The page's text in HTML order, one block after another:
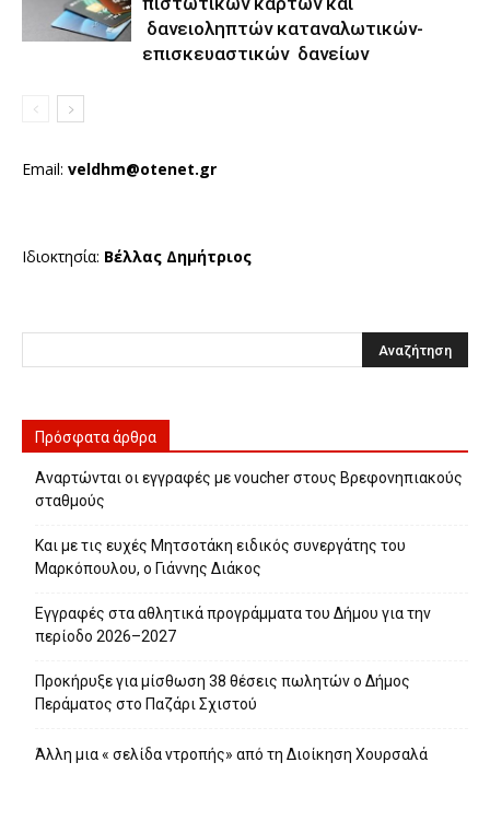
δανειοληπτών καταναλωτικών-
επισκευαστικών δανείων
Email: veldhm@otenet.gr
Ιδιοκτησία: Βέλλας Δημήτριος
Πρόσφατα άρθρα
Αναρτώνται οι εγγραφές με voucher στους Βρεφονηπιακούς
σταθμούς
Και με τις ευχές Μητσοτάκη ειδικός συνεργάτης του
Μαρκόπουλου, ο Γιάννης Διάκος
Εγγραφές στα αθλητικά προγράμματα του Δήμου για την
περίοδο 2026–2027
Προκήρυξε για μίσθωση 38 θέσεις πωλητών ο Δήμος
Περάματος στο Παζάρι Σχιστού
Άλλη μια « σελίδα ντροπής» από τη Διοίκηση Χουρσαλά